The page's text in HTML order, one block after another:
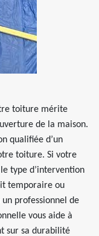
toiture mérite
de la maison.
qualifiée d’un
toiture. Si votre
type d’intervention
temporaire ou
professionnel de
vous aide à
sur sa durabilité